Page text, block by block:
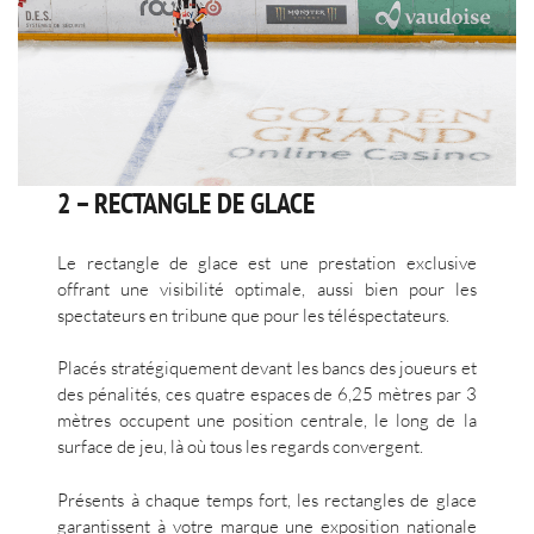
2 – RECTANGLE DE GLACE
Le rectangle de glace est une prestation exclusive
offrant une visibilité optimale, aussi bien pour les
spectateurs en tribune que pour les téléspectateurs.
Placés stratégiquement devant les bancs des joueurs et
des pénalités, ces quatre espaces de 6,25 mètres par 3
mètres occupent une position centrale, le long de la
surface de jeu, là où tous les regards convergent.
Présents à chaque temps fort, les rectangles de glace
garantissent à votre marque une exposition nationale